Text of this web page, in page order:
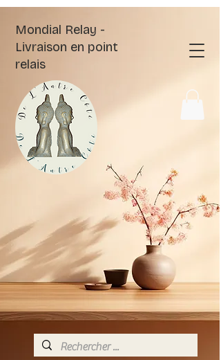
Mondial Relay -
Livraison en point
relais